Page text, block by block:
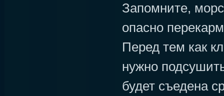
Запомните,
опасно
Перед тем как
нужно
будет съедена